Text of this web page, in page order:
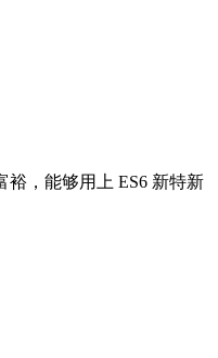
裕，能够用上 ES6 新特新